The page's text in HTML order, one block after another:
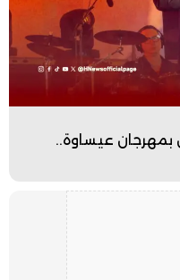
عيساوة..